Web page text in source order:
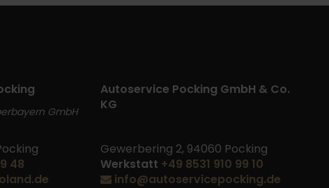
GmbH
Autoservice Pocking GmbH & Co.
KG
48
Gewerbering 2, 94060 Pocking
Werkstatt +49 8531 910 99 10
info@autoservicepocking.de